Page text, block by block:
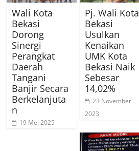
Wali Kota
Bekasi
Dorong
Sinergi
Perangkat
Daerah
Tangani
Banjir Secara
Berkelanjuta
n
19 Mei 2025
Pj. Wali Kota
Bekasi
Usulkan
Kenaikan
UMK Kota
Bekasi Naik
Sebesar
14,02%
23 November
2023